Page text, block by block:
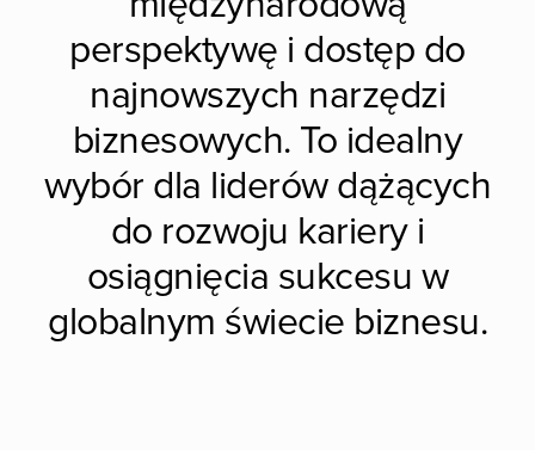
perspektywę i dostęp do
najnowszych narzędzi
biznesowych. To idealny
wybór dla liderów dążących
do rozwoju kariery i
osiągnięcia sukcesu w
globalnym świecie biznesu.